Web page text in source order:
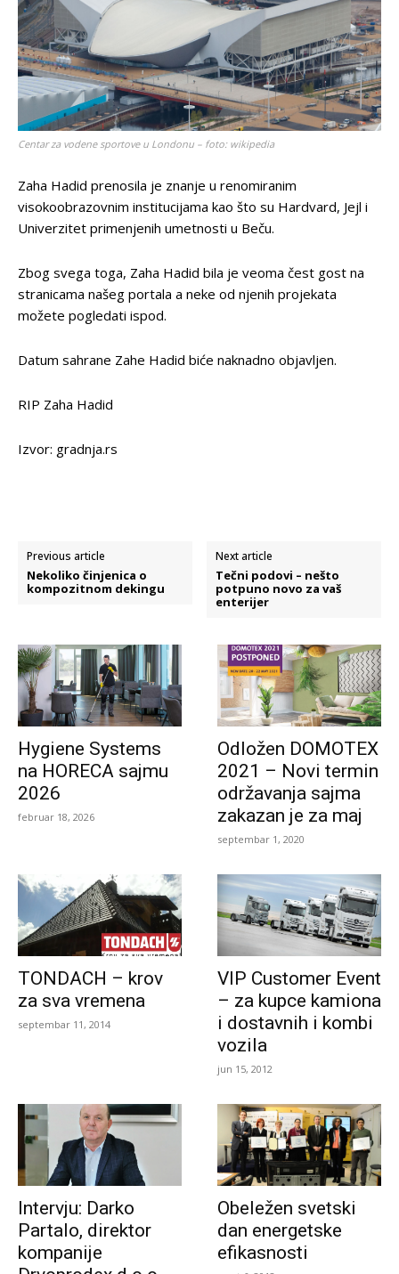
Centar za vodene sportove u Londonu – foto: wikipedia
Zaha Hadid prenosila je znanje u renomiranim
visokoobrazovnim institucijama kao što su Hardvard, Jejl i
Univerzitet primenjenih umetnosti u Beču.
Zbog svega toga, Zaha Hadid bila je veoma čest gost na
stranicama našeg portala a neke od njenih projekata
možete pogledati ispod.
Datum sahrane Zahe Hadid biće naknadno objavljen.
RIP Zaha Hadid
Izvor: gradnja.rs
Previous article
Nekoliko činjenica o
kompozitnom dekingu
Next article
Tečni podovi – nešto
potpuno novo za vaš
enterijer
Hygiene Systems
na HORECA sajmu
2026
februar 18, 2026
Odložen DOMOTEX
2021 – Novi termin
održavanja sajma
zakazan je za maj
septembar 1, 2020
TONDACH – krov
za sva vremena
septembar 11, 2014
VIP Customer Event
– za kupce kamiona
i dostavnih i kombi
vozila
jun 15, 2012
Intervju: Darko
Partalo, direktor
kompanije
Obeležen svetski
dan energetske
efikasnosti